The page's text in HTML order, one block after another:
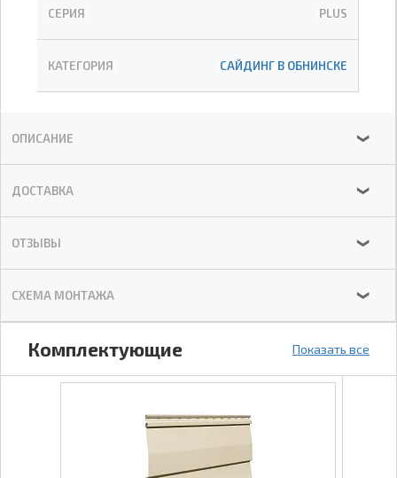
СЕРИЯ PLUS
КАТЕГОРИЯ САЙДИНГ В ОБНИНСКЕ
ОПИСАНИЕ ❯
ДОСТАВКА ❯
ОТЗЫВЫ ❯
СХЕМА МОНТАЖА ❯
Комплектующие Показать все